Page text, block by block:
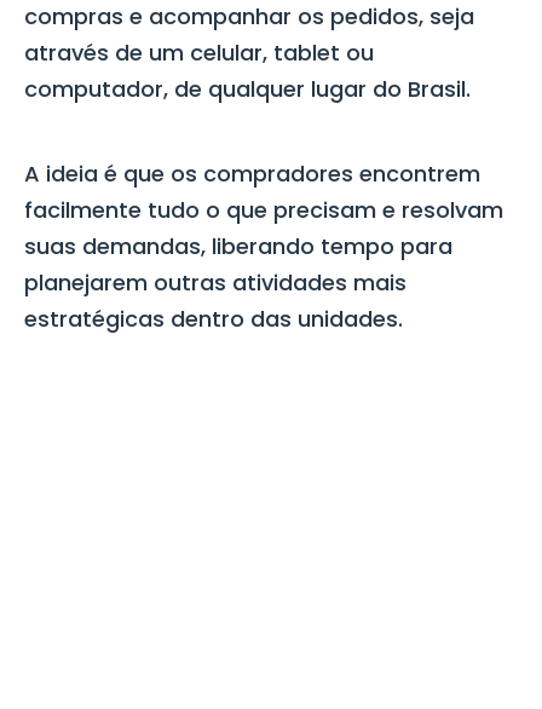
compras e acompanhar os pedidos, seja
através de um celular, tablet ou
computador, de qualquer lugar do Brasil.
A ideia é que os compradores encontrem
facilmente tudo o que precisam e resolvam
suas demandas, liberando tempo para
planejarem outras atividades mais
estratégicas dentro das unidades.